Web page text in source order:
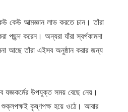
কেউ আত্মজ্ঞান লাভ করতে চান। তাঁরা
পছন্দ করেন। অন্যরা যাঁরা স্বর্গকামনা
আছে তাঁরা এইসব অনুষ্ঠান করার জন্য
যজ্ঞকর্মের উপযুক্ত সময় বেছে নেয়।
শুক্লপক্ষই কৃষ্ণপক্ষ হয়ে ওঠে। আবার